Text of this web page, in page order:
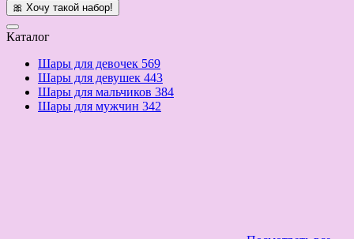
🎀 Хочу такой набор!
Каталог
Шары для девочек 569
Шары для девушек 443
Шары для мальчиков 384
Шары для мужчин 342